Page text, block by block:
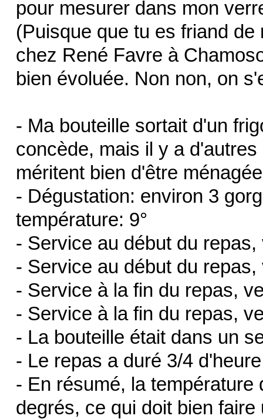
pour mesurer dans mon
(Puisque que tu es friand
chez René Favre à
bien évoluée. Non non, on
- Ma bouteille sortait d'un
concède, mais il y a
méritent bien d'être
- Dégustation: environ 3
température: 9°
- Service au début du repas,
- Service au début du
- Service à la fin du repas,
- Service à la fin du repas,
- La bouteille était dans un
- Le repas a duré 3/4
- En résumé, la
degrés, ce qui doit bien